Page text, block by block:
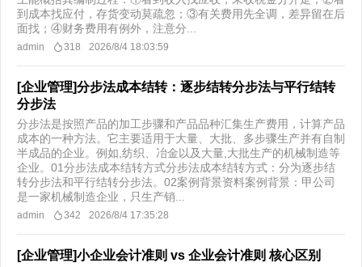
到成本找应付，存货变动莫疏忽；③有关费用先全调，差异留在后
面找；④财务费用有例外，注意分...
admin 318 2026/8/4 18:03:59
[企业管理]分步法成本结转：逐步结转分步法与平行结转
分步法
分步法是按照产品的加工步骤和产品品种汇集生产费用，计算产品
成本的一种方法。它主要适用于大量、大批、多步骤生产并有自制
半成品的企业。例如,纺织、冶金以及大量,大批生产的机械制造等
企业。01分步法成本结转方式分步法成本结转方式：分为逐步结
转分步法和平行结转分步法。02案例背景资料案例背景：甲公司
是一家机械制造企业，只生产销...
admin 342 2026/8/4 17:35:28
[企业管理]小企业会计准则 vs 企业会计准则 核心区别